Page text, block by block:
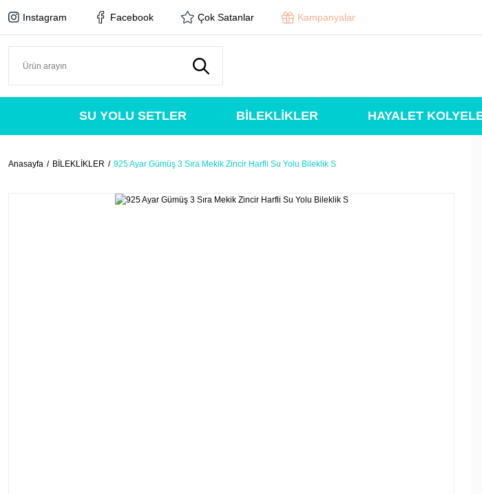
Instagram Facebook Çok Satanlar Kampanyalar
SU YOLU SETLER BİLEKLİKLER HAYALET
Anasayfa BİLEKLİKLER 925 Ayar Gümüş 3 Sıra Mekik Zincir Harfli Su Yolu Bileklik S